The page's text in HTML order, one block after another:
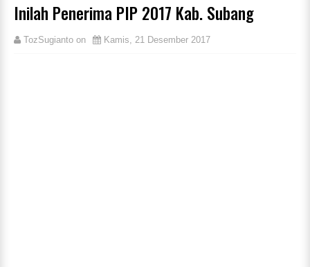
Inilah Penerima PIP 2017 Kab. Subang
TozSugianto on Kamis, 21 Desember 2017